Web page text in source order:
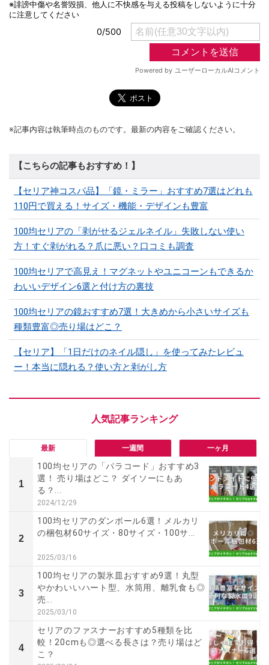
※記事内容は執筆時点のものです。最新の内容をご確認ください。
【こちらの記事もおすすめ！】
【セリア神コスパ品】「鏡・ミラー」おすすめ7選はどれも
110円で買える！サイズ・機能・デザインも豊富
100均セリアの「剥がせるジェルネイル」失敗しない使い
方！すぐ剥がれる？爪に悪い？口コミも調査
100均セリアで高見え！マグネットやユニコーンもできるか
わいいデザイン6選と付け方の裏技
100均セリアの鏡おすすめ7選！大きめから小さいサイズも
種類豊富◎売り場はどこ？
【セリア】「1日だけのネイル隠し」を使ってみたレビュ
ー！本当に隠れる？使い方と剥がし方
最新 一週間 一ヶ月
1
100均セリアの「パラコード」おすすめ3
選！ 売り場はどこ？ ダイソーにもあ
る？...
2024/12/29
2
100均セリアのダンボール6選！メルカリ
の梱包材60サイズ・80サイズ・100サ...
2025/03/16
3
100均セリアの製氷皿おすすめ9選！丸型
やかわいいハート型、水筒用、離乳食も◎
売...
2025/03/10
4
セリアのファスナーおすすめ5種類を比
較！20cmも◎選べる長さは？売り場はど
こ？